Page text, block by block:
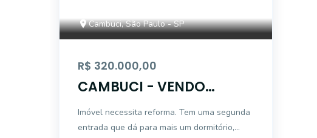
Cambuci, São Paulo - SP
R$ 320.000,00
CAMBUCI - VENDO
SOBRADO
Imóvel necessita reforma. Tem uma segunda
entrada que dá para mais um dormitório,